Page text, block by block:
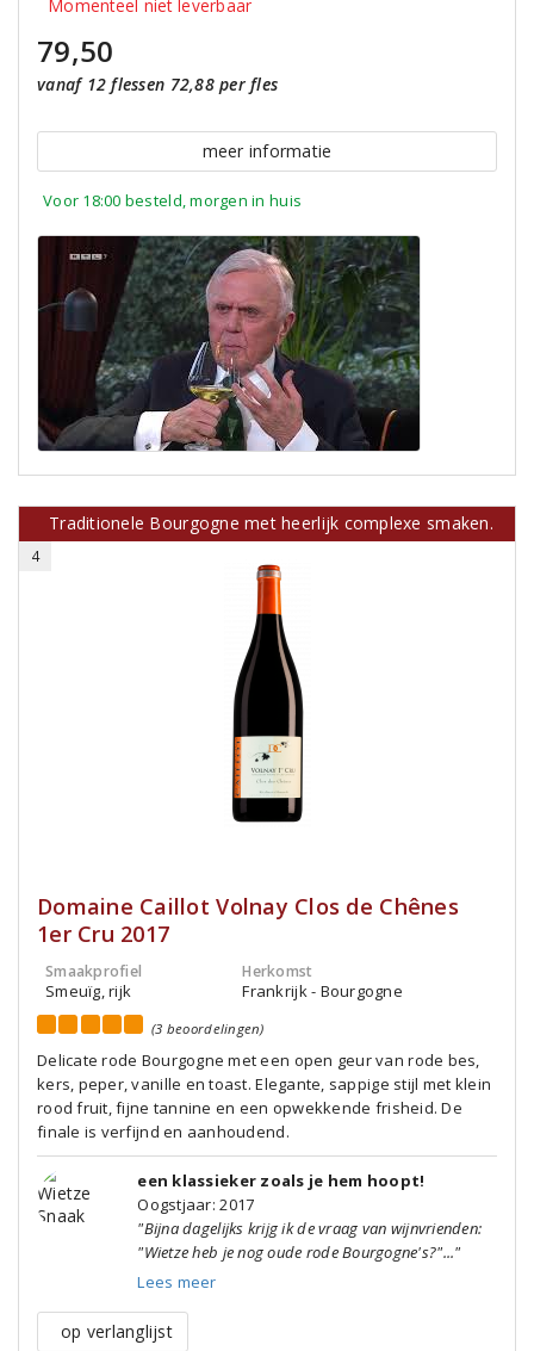
Momenteel niet leverbaar
79,50
vanaf 12 flessen 72,88 per fles
meer informatie
Voor 18:00 besteld, morgen in huis
Traditionele Bourgogne met heerlijk complexe smaken.
4
Domaine Caillot Volnay Clos de Chênes
1er Cru 2017
Smaakprofiel
Smeuïg, rijk
Herkomst
Frankrijk - Bourgogne
(3 beoordelingen)
Delicate rode Bourgogne met een open geur van rode bes,
kers, peper, vanille en toast. Elegante, sappige stijl met klein
rood fruit, fijne tannine en een opwekkende frisheid. De
finale is verfijnd en aanhoudend.
een klassieker zoals je hem hoopt!
Oogstjaar: 2017
"Bijna dagelijks krijg ik de vraag van wijnvrienden:
"Wietze heb je nog oude rode Bourgogne's?"..."
Lees meer
op verlanglijst